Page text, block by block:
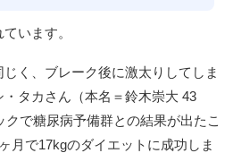
います。
く、ブレーク後に激太りしてしま
タカさん（本名＝鈴木崇大 43
で糖尿病予備群との結果が出たこ
月で17kgのダイエットに成功しま